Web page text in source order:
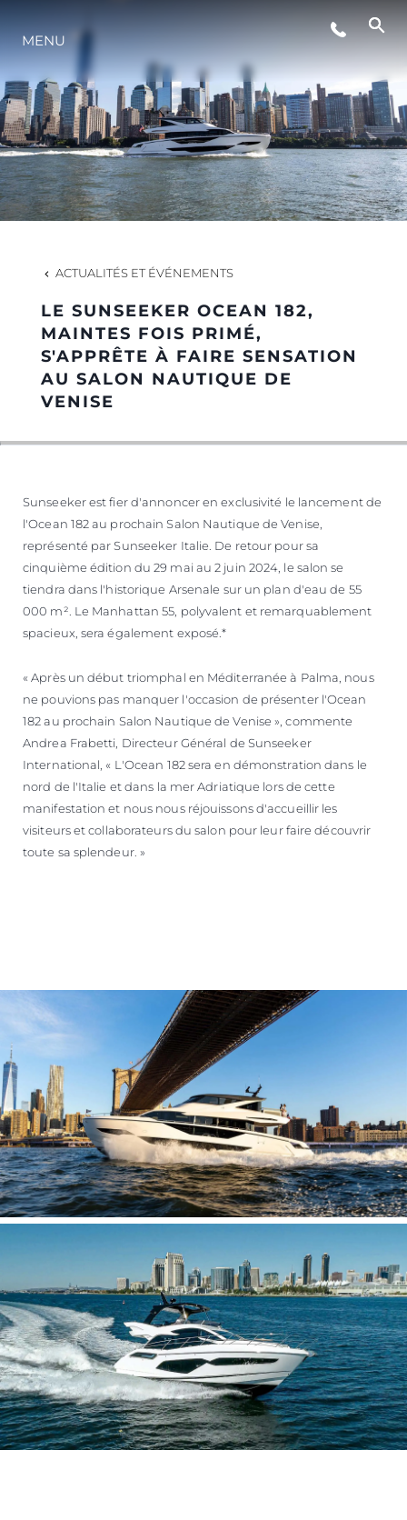
ÉVÉNEMENTS
STYLE DE VIE
L'INNOVATION
NOTRE HÉRITAGE
MENU
ACTUALITÉS ET ÉVÉNEMENTS
LE SUNSEEKER OCEAN 182,
MAINTES FOIS PRIMÉ,
S'APPRÊTE À FAIRE SENSATION
AU SALON NAUTIQUE DE
VENISE
Sunseeker est fier d'annoncer en exclusivité le lancement de
l'Ocean 182 au prochain Salon Nautique de Venise,
représenté par Sunseeker Italie. De retour pour sa
cinquième édition du 29 mai au 2 juin 2024, le salon se
tiendra dans l'historique Arsenale sur un plan d'eau de 55
000 m². Le Manhattan 55, polyvalent et remarquablement
spacieux, sera également exposé.*
« Après un début triomphal en Méditerranée à Palma, nous
ne pouvions pas manquer l'occasion de présenter l'Ocean
182 au prochain Salon Nautique de Venise », commente
Andrea Frabetti, Directeur Général de Sunseeker
International, « L'Ocean 182 sera en démonstration dans le
nord de l'Italie et dans la mer Adriatique lors de cette
manifestation et nous nous réjouissons d'accueillir les
visiteurs et collaborateurs du salon pour leur faire découvrir
toute sa splendeur. »